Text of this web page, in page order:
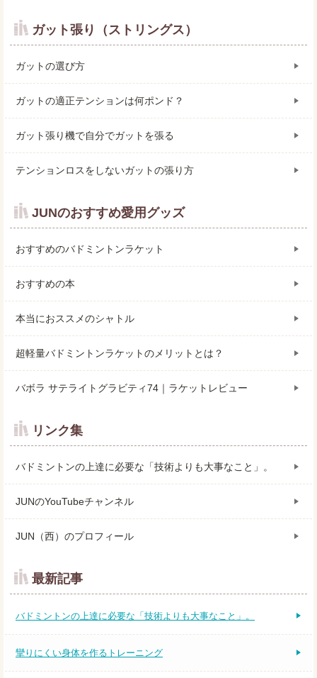
ガット張り（ストリングス）
ガットの選び方
ガットの適正テンションは何ポンド？
ガット張り機で自分でガットを張る
テンションロスをしないガットの張り方
JUNのおすすめ愛用グッズ
おすすめのバドミントンラケット
おすすめの本
本当におススメのシャトル
超軽量バドミントンラケットのメリットとは？
バボラ サテライトグラビティ74｜ラケットレビュー
リンク集
バドミントンの上達に必要な「技術よりも大事なこと」。
JUNのYouTubeチャンネル
JUN（西）のプロフィール
最新記事
バドミントンの上達に必要な「技術よりも大事なこと」。
攣りにくい身体を作るトレーニング